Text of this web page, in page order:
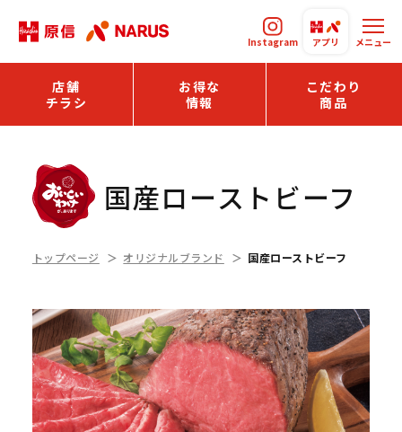
Instagram アプリ メニュー
店舗
チラシ
お得な
情報
こだわり
商品
国産ローストビーフ
トップページ オリジナルブランド 国産ローストビーフ